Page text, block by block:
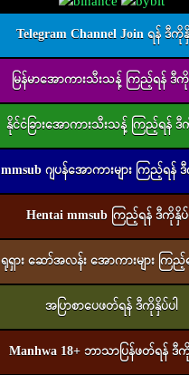
Telegram Channel Join ရန် ဒီကိုနှိ
မြန်မာအောကားသီးသန့် ကြည့်ရန် ဒီကို
နိုင်ငံခြားအောကားသီးသန့် ကြည့်ရန် ဒီ
mmsub ဂျပန်အောကားများ ကြည့်ရန်
Hentai mmsub ကြည့်ရန် ဒီကိုနှိပ်
ရုရှား ဆော်အလန်း အောကားများ ကြည့်
အပြာစာပေဖတ်ရန် ဒီကိုနှိပ်ပါ
Manhwa 18+ ဘာသာပြန်ဖတ်ရန် ဒီကို